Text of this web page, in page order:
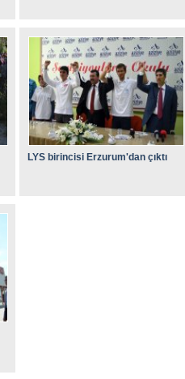
LYS birincisi Erzurum'dan çıktı